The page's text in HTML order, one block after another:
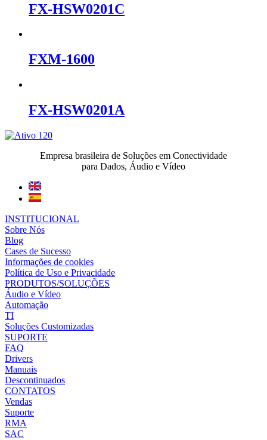
FX-HSW0201C
FXM-1600
FX-HSW0201A
Empresa brasileira de Soluções em Conectividade
para Dados, Áudio e Vídeo
INSTITUCIONAL
Sobre Nós
Blog
Cases de Sucesso
Informações de cookies
Política de Uso e Privacidade
PRODUTOS/SOLUÇÕES
Áudio e Vídeo
Automação
TI
Soluções Customizadas
SUPORTE
FAQ
Drivers
Manuais
Descontinuados
CONTATOS
Vendas
Suporte
RMA
SAC